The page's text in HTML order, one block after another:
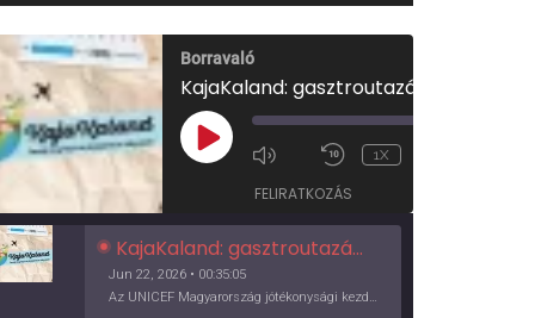
Borravaló
PLAY
EPISODE
1X
FELIRATKOZÁS
KajaKaland: gasztroutazás a föld körül
Jun 22, 2026 • 00:35:05
Az UNICEF Magyarország jótékonysági kezdeményezése izgalmas, egész éves világkörüli ízutazásra hív, igazi családi program és gasztroedukáció, illetve segítség a rászorulóknak is egyben.